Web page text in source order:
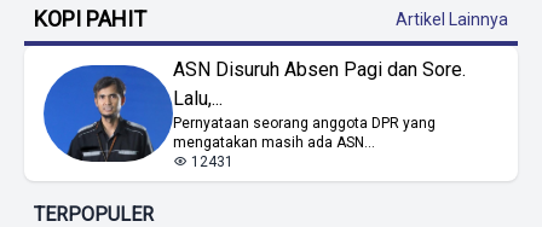
KOPI PAHIT Artikel Lainnya
ASN Disuruh Absen Pagi dan Sore.
Lalu,...
Pernyataan seorang anggota DPR yang
mengatakan masih ada ASN...
12431
TERPOPULER